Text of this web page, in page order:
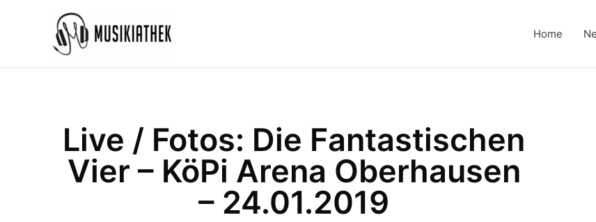
Home
Live / Fotos: Die Fantastischen
Vier – KöPi Arena Oberhausen
– 24.01.2019